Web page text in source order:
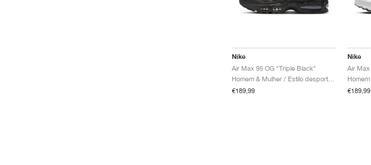
Nike
Air Max 95 OG "Triple Black"
€189,99
Nike
€189,99